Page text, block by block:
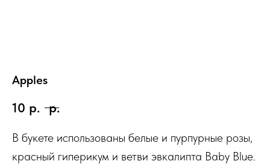
Apples
10 р. р.
В букете использованы белые и пурпурные розы,
красный гиперикум и ветви эвкалипта Baby Blue.